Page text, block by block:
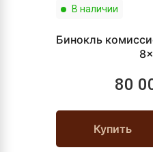
В наличии
Бинокль
80
Купить